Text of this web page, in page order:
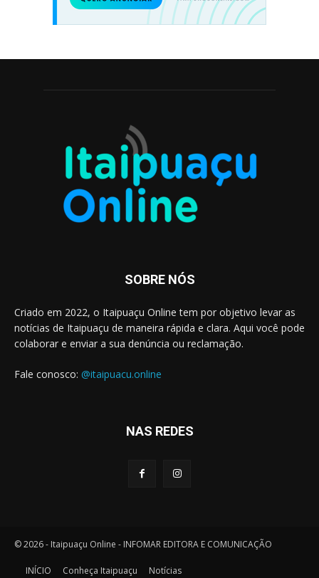
SOBRE NÓS
Criado em 2022, o Itaipuaçu Online tem por objetivo levar as
notícias de Itaipuaçu de maneira rápida e clara. Aqui você pode
colaborar e enviar a sua denúncia ou reclamação.
Fale conosco: @itaipuacu.online
NAS REDES
© 2026 - Itaipuaçu Online - INFOMAR EDITORA E COMUNICAÇÃO
INÍCIO Conheça Itaipuaçu Notícias